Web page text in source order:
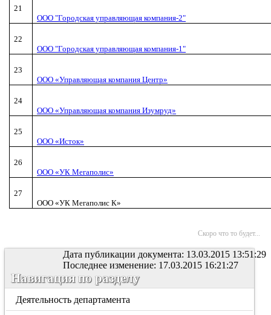
21
ООО "Городская управляющая компания-2"
22
ООО "Городская управляющая компания-1"
23
ООО «Управляющая компания Центр»
24
ООО «Управляющая компания Изумруд»
25
ООО «Исток»
26
ООО «УК Мегаполис»
27
ООО «УК Мегаполис К»
Скоро что то будет...
Дата публикации документа: 13.03.2015 13:51:29
Последнее изменение: 17.03.2015 16:21:27
Навигация по разделу
Деятельность департамента